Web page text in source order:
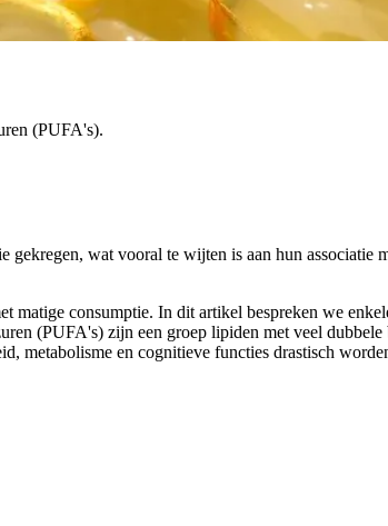
(PUFA's).
gekregen, wat vooral te wijten is aan hun
matige consumptie. In dit artikel bespreken we
(PUFA's) zijn een groep lipiden met veel
metabolisme en cognitieve functies drastisch